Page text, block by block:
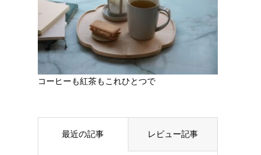
コーヒーも紅茶もこれひとつで
最近の記事 レビュー記事